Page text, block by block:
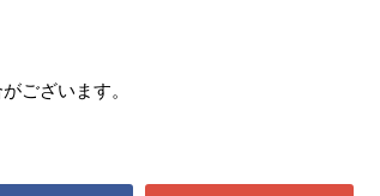
ございます。